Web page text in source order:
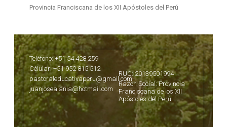
Provincia Franciscana de los XII Apóstoles del Perú
Teléfono: +51 54 428 259
Célular: +51 952 815 512
pastoraleducativaperu@gmail.com
juanjosealania@hotmail.com
RUC: 20139501994
Razón Social: Provincia
Franciscana de los XII
Apóstoles del Perú